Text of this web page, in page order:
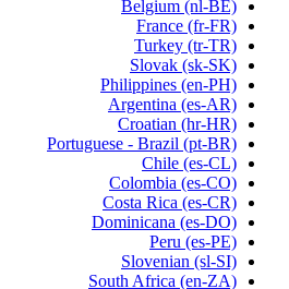
Belgium (nl-BE)
France (fr-FR)
Turkey (tr-TR)
Slovak (sk-SK)
Philippines (en-PH)
Argentina (es-AR)
Croatian (hr-HR)
Portuguese - Brazil (pt-BR)
Chile (es-CL)
Colombia (es-CO)
Costa Rica (es-CR)
Dominicana (es-DO)
Peru (es-PE)
Slovenian (sl-SI)
South Africa (en-ZA)